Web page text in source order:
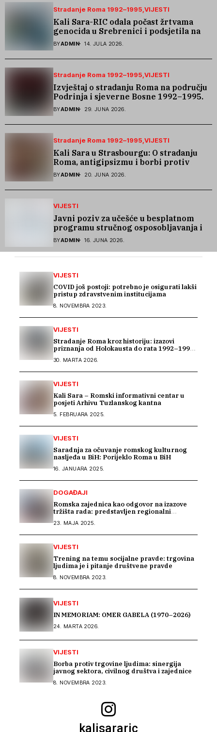
Stradanje Roma 1992–1995 VIJESTI
Kali Sara-RIC odala počast žrtvama
genocida u Srebrenici i podsjetila na
stradanje Roma iz Skočića
BYADMIN 14. JULA 2026.
Stradanje Roma 1992–1995 VIJESTI
Izvještaj o stradanju Roma na području
Podrinja i sjeverne Bosne 1992–1995.
godine
BYADMIN 29. JUNA 2026.
Stradanje Roma 1992–1995 VIJESTI
Kali Sara u Strasbourgu: O stradanju
Roma, antigipsizmu i borbi protiv
govora mržnje
BYADMIN 20. JUNA 2026.
VIJESTI
Javni poziv za učešće u besplatnom
programu stručnog osposobljavanja i
podrške pri zapošljavanju
BYADMIN 16. JUNA 2026.
VIJESTI
COVID još postoji: potrebno je osigurati lakši
pristup zdravstvenim institucijama
8. NOVEMBRA 2023.
VIJESTI
Stradanje Roma kroz historiju: izazovi
priznanja od Holokausta do rata 1992–1995
30. MARTA 2026.
VIJESTI
Kali Sara – Romski informativni centar u
posjeti Arhivu Tuzlanskog kantna
5. FEBRUARA 2025.
VIJESTI
Saradnja za očuvanje romskog kulturnog
nasljeđa u BiH: Porijeklo Roma u BiH
16. JANUARA 2025.
DOGAĐAJI
Romska zajednica kao odgovor na izazove
tržišta rada: predstavljen regionalni
23. MAJA 2025.
VIJESTI
Trening na temu socijalne pravde: trgovina
ljudima je i pitanje društvene pravde
8. NOVEMBRA 2023.
VIJESTI
IN MEMORIAM: OMER GABELA (1970–2026)
24. MARTA 2026.
VIJESTI
Borba protiv trgovine ljudima: sinergija
javnog sektora, civilnog društva i zajednice
8. NOVEMBRA 2023.
kalisararic